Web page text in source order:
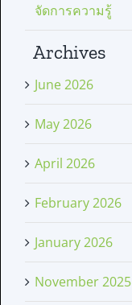
จัดการความรู้
Archives
June 2026
May 2026
April 2026
February 2026
January 2026
November 2025